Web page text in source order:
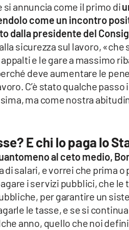
annuncia come il primo di
come un incontro
dalla presidente del
sicurezza sul lavoro, «che
e le gare a massimo
deve aumentare le
C’è stato qualche
ma come nostra
E chi lo paga lo
al ceto medio,
di salari, e vorrei che prima
i servizi pubblici, che le
per garantire un
le tasse, e se si
anno, quello che noi